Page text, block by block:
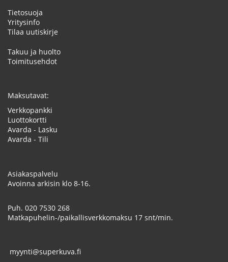
Tietosuoja
Yritysinfo
Tilaa uutiskirje
Takuu ja huolto
Toimitusehdot
Maksutavat:
Verkkopankki
Luottokortti
Avarda - Lasku
Avarda - Tili
Asiakaspalvelu
Avoinna arkisin klo 8-16.
Puh. 020 7530 268
Matkapuhelin-/paikallisverkkomaksu 17 snt/min.
myynti@superkuva.fi